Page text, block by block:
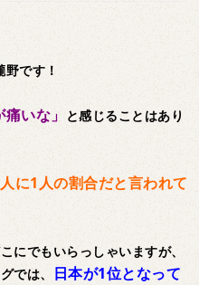
野です！
いな」 と感じることはあり
に1人の割合だと言われて
にでもいらっしゃいますが、
では、
日本が1位となって